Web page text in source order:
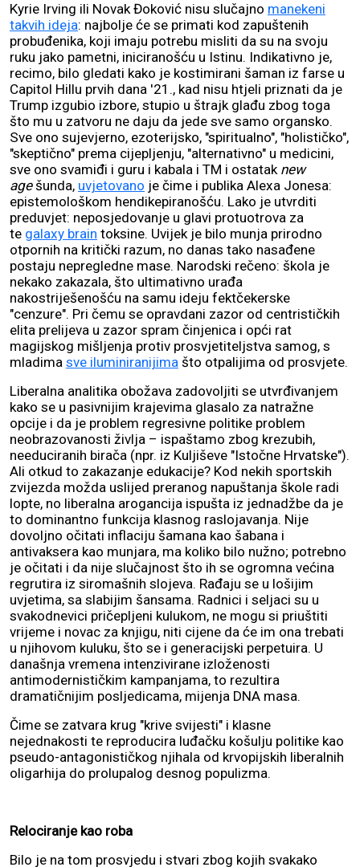
Kyrie Irving ili Novak Đoković nisu slučajno manekeni
takvih ideja: najbolje će se primati kod zapuštenih
probuđenika, koji imaju potrebu misliti da su na svoju
ruku jako pametni, iniciranošću u Istinu. Indikativno je,
recimo, bilo gledati kako je kostimirani šaman iz farse u
Capitol Hillu prvih dana '21., kad nisu htjeli priznati da je
Trump izgubio izbore, stupio u štrajk glađu zbog toga
što mu u zatvoru ne daju da jede sve samo organsko.
Sve ono sujevjerno, ezoterijsko, "spiritualno", "holističko",
"skeptično" prema cijepljenju, "alternativno" u medicini,
sve ono svamiđi i guru i kabala i TM i ostatak new
agešunda, uvjetovano je čime i publika Alexa Jonesa:
epistemološkom hendikepiranošću. Lako je utvrditi
preduvjet: neposjedovanje u glavi protuotrova za
te galaxy brain toksine. Uvijek je bilo munja prirodno
otpornih na kritički razum, no danas tako nasađene
postaju nepregledne mase. Narodski rečeno: škola je
nekako zakazala, što ultimativno urađa
nakostriješenošću na samu ideju fektčekerske
"cenzure". Pri čemu se opravdani zazor od centrističkih
elita prelijeva u zazor spram činjenica i opći rat
magijskog mišljenja protiv prosvjetiteljstva samog, s
mladima sve iluminiranijima što otpalijima od prosvjete.
Liberalna analitika obožava zadovoljiti se utvrđivanjem
kako se u pasivnijim krajevima glasalo za natražne
opcije i da je problem regresivne politike problem
neobrazovanosti življa – ispaštamo zbog krezubih,
needuciranih birača (npr. iz Kuljiševe "Istočne Hrvatske").
Ali otkud to zakazanje edukacije? Kod nekih sportskih
zvijezda možda uslijed preranog napuštanja škole radi
lopte, no liberalna arogancija ispušta iz jednadžbe da je
to dominantno funkcija klasnog raslojavanja. Nije
dovoljno očitati inflaciju šamana kao šabana i
antivaksera kao munjara, ma koliko bilo nužno; potrebno
je očitati i da nije slučajnost što ih se ogromna većina
regrutira iz siromašnih slojeva. Rađaju se u lošijim
uvjetima, sa slabijim šansama. Radnici i seljaci su u
svakodnevici pričepljeni kulukom, ne mogu si priuštiti
vrijeme i novac za knjigu, niti cijene da će im ona trebati
u njihovom kuluku, što se i generacijski perpetuira. U
današnja vremena intenzivirane izloženosti
antimodernističkim kampanjama, to rezultira
dramatičnijim posljedicama, mijenja DNA masa.
Čime se zatvara krug "krive svijesti" i klasne
nejednakosti te reproducira luđačku košulju politike kao
pseudo-antagonističkog njihala od krvopijskih liberalnih
oligarhija do prolupalog desnog populizma.
Relociranje kao roba
Bilo je na tom prosvjedu i stvari zbog kojih svakako